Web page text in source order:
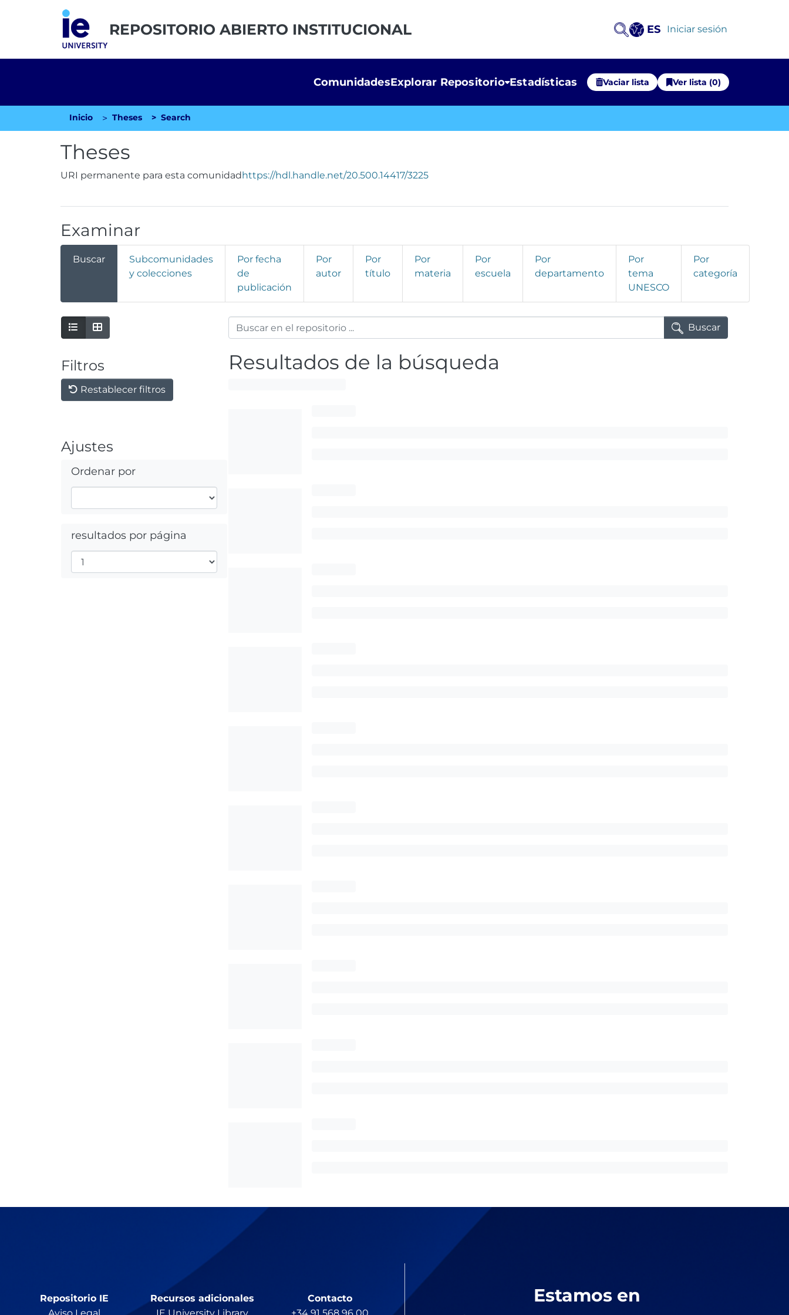
REPOSITORIO ABIERTO INSTITUCIONAL ES Iniciar sesión
ComunidadesExplorar Repositorio Estadísticas Vaciar lista Ver lista (0)
Inicio Theses Search
Theses
URI permanente para esta comunidad https://hdl.handle.net/20.500.14417/3225
Examinar
Buscar
Subcomunidades
y colecciones
Por fecha
de
publicación
Por
autor
Por
título
Por
materia
Por
escuela
Por
departamento
Por
tema
UNESCO
Por
categoría
Filtros
Restablecer filtros
Ajustes
Ordenar por
resultados por página
Buscar
Resultados de la búsqueda
Repositorio IE
Recursos adicionales
Contacto
Estamos en